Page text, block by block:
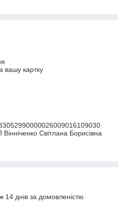
вашу картку
Світлана Борисівна
днів за домовленістю